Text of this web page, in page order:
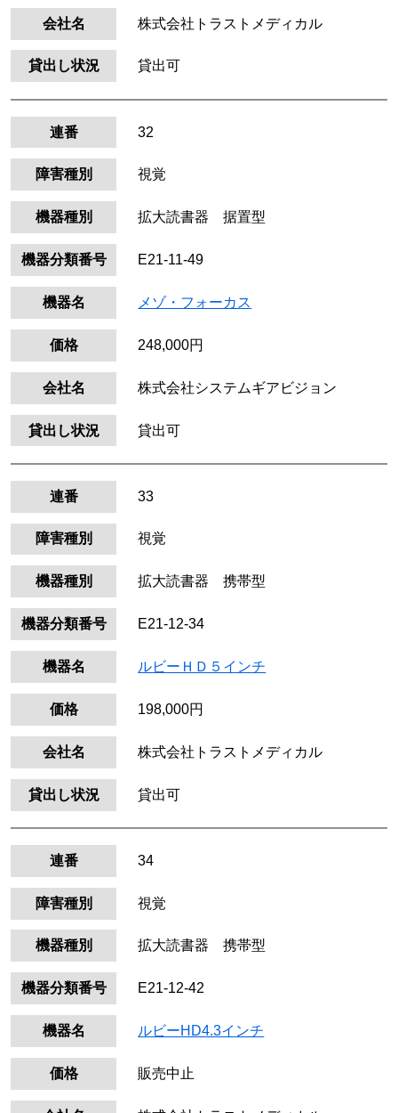
会社名 株式会社トラストメディカル
貸出し状況 貸出可
連番 32
障害種別 視覚
機器種別 拡大読書器 据置型
機器分類番号 E21-11-49
機器名 メゾ・フォーカス
価格 248,000円
会社名 株式会社システムギアビジョン
貸出し状況 貸出可
連番 33
障害種別 視覚
機器種別 拡大読書器 携帯型
機器分類番号 E21-12-34
機器名 ルビーＨＤ５インチ
価格 198,000円
会社名 株式会社トラストメディカル
貸出し状況 貸出可
連番 34
障害種別 視覚
機器種別 拡大読書器 携帯型
機器分類番号 E21-12-42
機器名 ルビーHD4.3インチ
価格 販売中止